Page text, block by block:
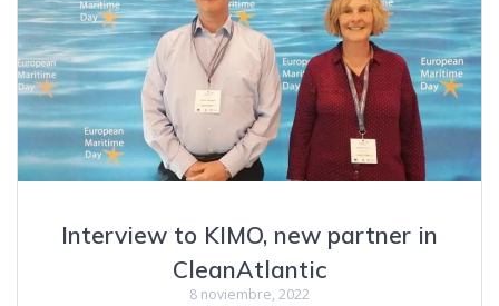
Interview to KIMO, new partner in
CleanAtlantic
8 noviembre, 2022